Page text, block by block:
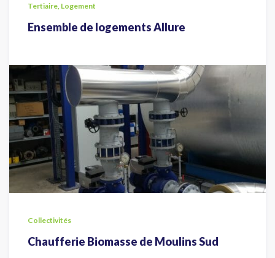
Tertiaire, Logement
Ensemble de logements Allure
Collectivités
Chaufferie Biomasse de Moulins Sud